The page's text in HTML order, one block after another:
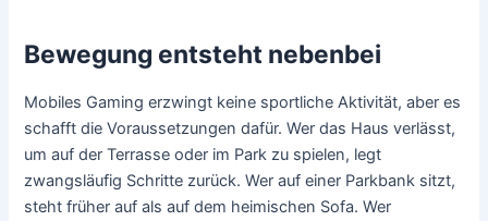
Bewegung entsteht nebenbei
Mobiles Gaming erzwingt keine sportliche Aktivität, aber es
schafft die Voraussetzungen dafür. Wer das Haus verlässt,
um auf der Terrasse oder im Park zu spielen, legt
zwangsläufig Schritte zurück. Wer auf einer Parkbank sitzt,
steht früher auf als auf dem heimischen Sofa. Wer